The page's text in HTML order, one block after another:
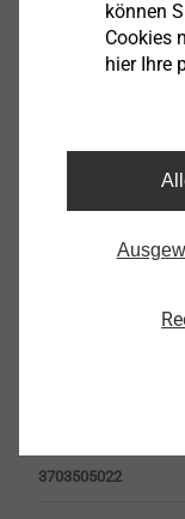
3703505022
können
Cookies
hier Ihre